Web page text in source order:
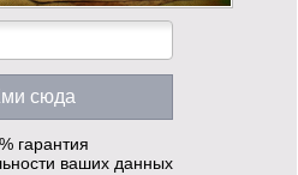
гарантия
ваших данных